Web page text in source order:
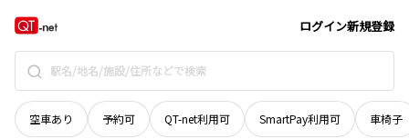
ログイン新規登録
空車あり 予約可 QT-net利用可 SmartPay利用可 車椅子
広島県